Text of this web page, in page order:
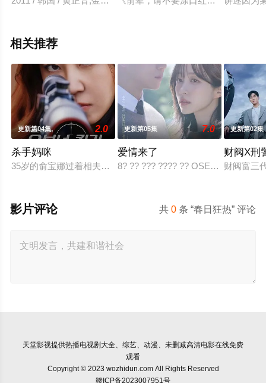
相关推荐
更新第04集 2.0
杀手妈咪
35岁的俞宝娜过着相夫教子的普通生活。表面上她看起来温顺
更新第05集 7.0
爱情来了
8? ?? ??? ???? ?? OSEN? “??? KBS2
更新第02集
财阀X刑
财阀富三
共0 条 “春日狂热” 评论
影片评论
天堂影视提供热播电视剧大全、综艺、动漫、未删减高清电影在线免费
观看
Copyright © 2023 wozhidun.com All Rights Reserved
赣ICP备2023007951号